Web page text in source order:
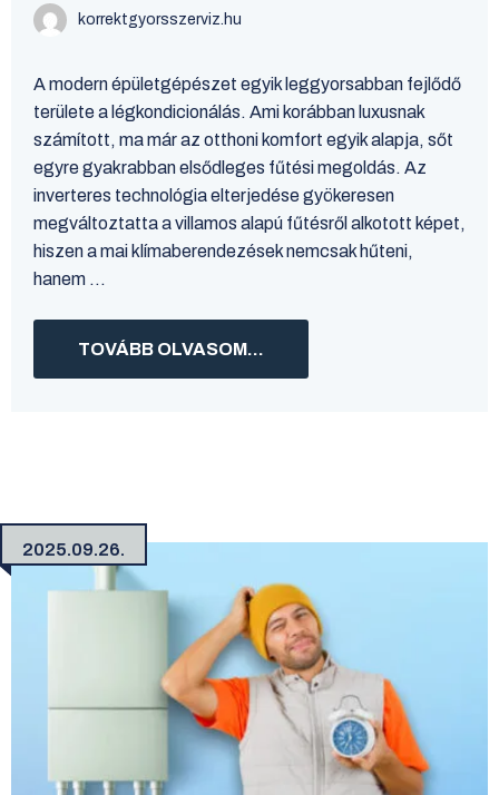
korrektgyorsszerviz.hu
A modern épületgépészet egyik leggyorsabban fejlődő
területe a légkondicionálás. Ami korábban luxusnak
számított, ma már az otthoni komfort egyik alapja, sőt
egyre gyakrabban elsődleges fűtési megoldás. Az
inverteres technológia elterjedése gyökeresen
megváltoztatta a villamos alapú fűtésről alkotott képet,
hiszen a mai klímaberendezések nemcsak hűteni,
hanem ...
TOVÁBB OLVASOM...
2025.09.26.